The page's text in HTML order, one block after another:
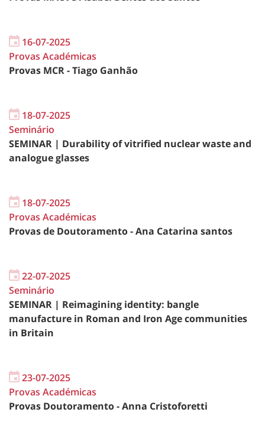
16-07-2025
Provas Académicas
Provas MCR - Tiago Ganhão
18-07-2025
Seminário
SEMINAR | Durability of vitrified nuclear waste and
analogue glasses
18-07-2025
Provas Académicas
Provas de Doutoramento - Ana Catarina santos
22-07-2025
Seminário
SEMINAR | Reimagining identity: bangle
manufacture in Roman and Iron Age communities
in Britain
23-07-2025
Provas Académicas
Provas Doutoramento - Anna Cristoforetti